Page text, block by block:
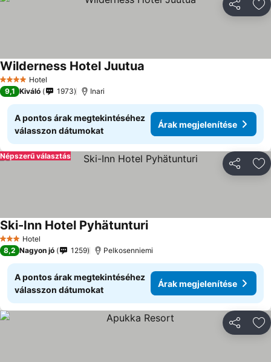
4 KategóriaHotel
Wilderness Hotel Juutua
9,1 Kiváló 1973 Inari
A pontos árak megtekintéséhez
válasszon dátumokat
Árak megjelenítése
Népszerű választás
3 Kategória
Hotel
Ski-Inn Hotel PyhätunturiÁrak megjelenítése
8,2 Nagyon jó 1259 Pelkosenniemi
A pontos árak megtekintéséhez
válasszon dátumokat
Árak megjelenítése